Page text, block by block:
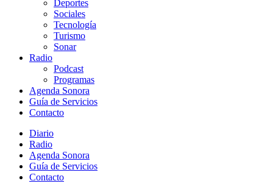
Deportes
Sociales
Tecnología
Turismo
Sonar
Radio
Podcast
Programas
Agenda Sonora
Guía de Servicios
Contacto
Diario
Radio
Agenda Sonora
Guía de Servicios
Contacto